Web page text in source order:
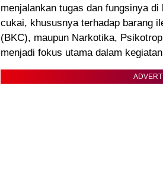
menjalankan tugas dan fungsinya
cukai, khususnya terhadap barang
(BKC), maupun Narkotika,
menjadi fokus utama dalam